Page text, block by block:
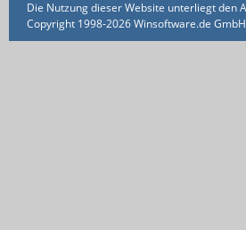
Die Nutzung dieser Website unterliegt den
Copyright 1998-2026 Winsoftware.de GmbH